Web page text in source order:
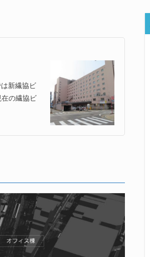
新繊協ビ
の繊協ビ